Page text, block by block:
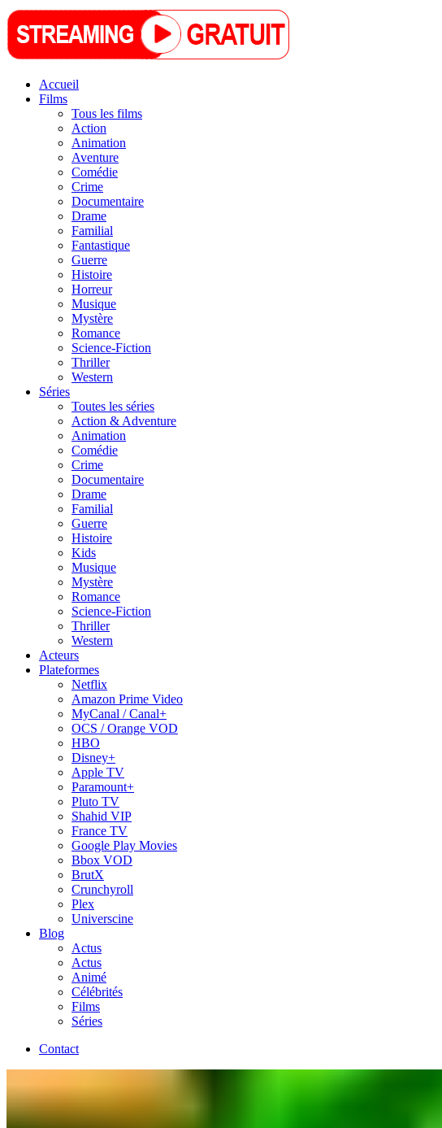
Accueil
Films
Tous les films
Action
Animation
Aventure
Comédie
Crime
Documentaire
Drame
Familial
Fantastique
Guerre
Histoire
Horreur
Musique
Mystère
Romance
Science-Fiction
Thriller
Western
Séries
Toutes les séries
Action & Adventure
Animation
Comédie
Crime
Documentaire
Drame
Familial
Guerre
Histoire
Kids
Musique
Mystère
Romance
Science-Fiction
Thriller
Western
Acteurs
Plateformes
Netflix
Amazon Prime Video
MyCanal / Canal+
OCS / Orange VOD
HBO
Disney+
Apple TV
Paramount+
Pluto TV
Shahid VIP
France TV
Google Play Movies
Bbox VOD
BrutX
Crunchyroll
Plex
Universcine
Blog
Actus
Actus
Animé
Célébrités
Films
Séries
Contact